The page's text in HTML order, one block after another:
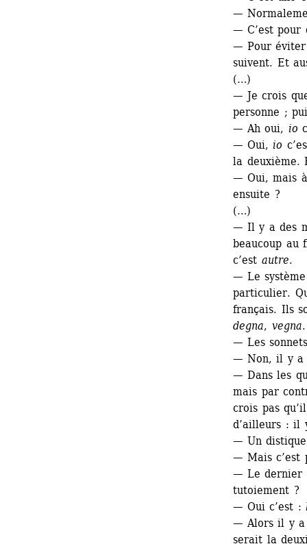
—
— C’est pour
— Pour éviter
suivent. Et
(…)
— Je crois
personne ;
— Ah oui, io
— Oui, io
la deuxième.
— Oui, mais
ensuite ?
(…)
— Il y a des
beaucoup au
c’est autre.
— Le
particulier.
français. Ils
degna, vegna
— Les
— Non, il y a
— Dans les
mais par
crois pas
d’ailleurs : il
— Un
— Mais c’est
— Le dernier
tutoiement ?
— Oui c’est :
— Alors il y a
serait la